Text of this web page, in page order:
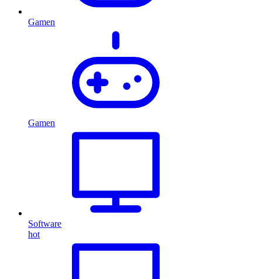
Gamen
Gamen
Software
hot